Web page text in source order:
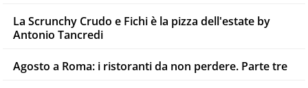
La Scrunchy Crudo e Fichi è la pizza dell'estate by
Antonio Tancredi
Agosto a Roma: i ristoranti da non perdere. Parte tre